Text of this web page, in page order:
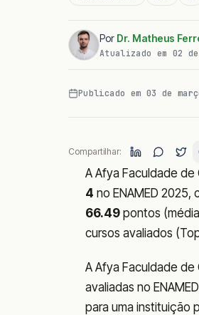
Por Dr. Matheus
Atualizado em 02
Publicado em 03 de
Compartilhar:
A Afya Faculdade
4 no ENAMED
66.49 pontos
cursos avaliados
A Afya Faculdade
avaliadas no
para uma instituição